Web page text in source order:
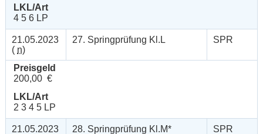
LKL/Art
4 5 6 LP
21.05.2023
( n)
27. Springprüfung Kl.L SPR
Preisgeld
200,00 €
LKL/Art
2 3 4 5 LP
21.05.2023
28. Springprüfung Kl.M*
SPR